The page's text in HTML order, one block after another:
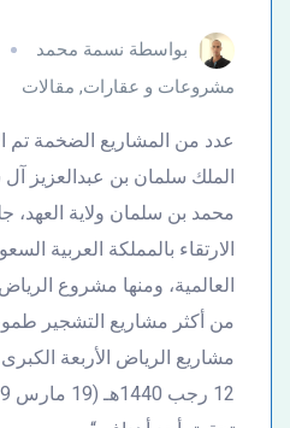
بواسطة نسمة محمد
مشروعات و عقارات, مقالات
عدد من المشاريع الضخمة تم
الملك سلمان بن عبدالعزيز آل
محمد بن سلمان ولاية العهد،
الارتقاء بالمملكة العربية
العالمية، ومنها مشروع
من أكثر مشاريع التشجير
مشاريع الرياض الأربعة